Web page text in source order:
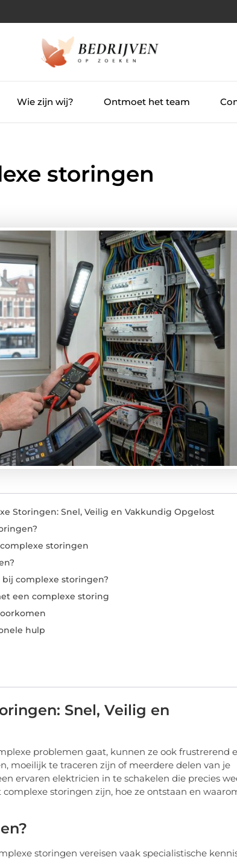
Wie zijn wij? Ontmoet het team
storingen
Storingen: Snel, Veilig en Vakkundig Opgelost
storingen
complexe storingen?
een complexe storing
hulp
Snel, Veilig en
problemen gaat, kunnen ze ook frustrerend
moeilijk te traceren zijn of meerdere delen van je
ervaren elektricien in te schakelen die precies
storingen zijn, hoe ze ontstaan en
storingen vereisen vaak specialistische